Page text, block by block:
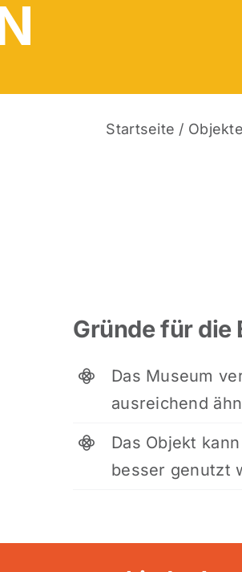
Startseite / Objekte
Gründe für die
Das Museum
ausreichend
Das Objekt
besser genutzt